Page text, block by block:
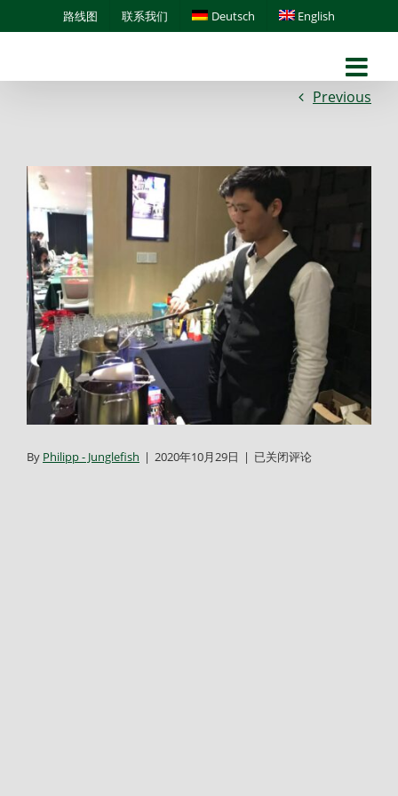
to
路线图 联系我们 Deutsch English
Previous
By Philipp - Junglefish | 2020年10月29日 | german-
已关闭评论